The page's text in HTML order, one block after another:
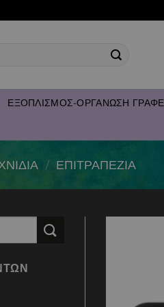
ΕΞΟΠΛΙΣΜΟΣ-ΟΡΓΑΝΩΣΗ
/ ΕΠΙΤΡΑΠΕΖΙΑ